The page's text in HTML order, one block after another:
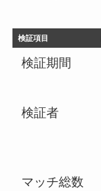
検証項目
検証期間
検証者
マッチ総数